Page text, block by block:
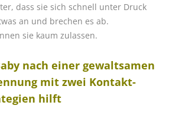
dass sie sich schnell unter Druck
an und brechen es ab.
sie kaum zulassen.
nach einer gewaltsamen
mit zwei Kontakt-
hilft